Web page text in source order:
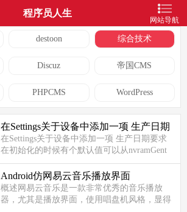
程序员人生
网站导航
destoon 综合技术
Discuz 帝国CMS
PHPCMS WordPress
在Settings关于设备中添加一项 生产日期
在Settings关于设备中添加一项 生产日期要求
在初始化的时候有个默认值可以从nvramGent
中读取Setting中的布局文件在
packages/apps/Settings/res/xml/device_in...
Android仿网易云音乐播放界面
概述网易云音乐是一款非常优秀的音乐播放
器，尤其是播放界面，使用唱盘机风格，显得